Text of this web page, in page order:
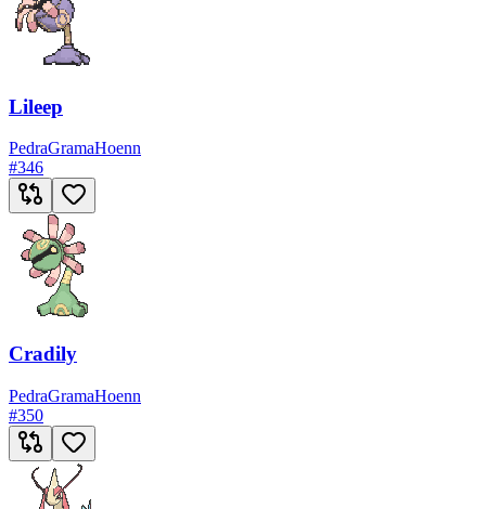
Lileep
PedraGramaHoenn
#346
Cradily
PedraGramaHoenn
#350